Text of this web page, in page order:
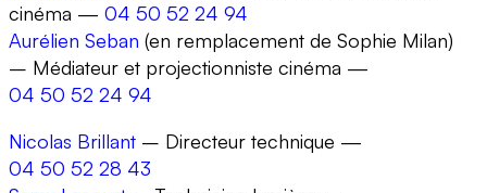
cinéma — 04 50 52 24 94
Aurélien Seban (en remplacement de Sophie Milan)
– Médiateur et projectionniste cinéma —
04 50 52 24 94
Nicolas Brillant – Directeur technique —
04 50 52 28 43